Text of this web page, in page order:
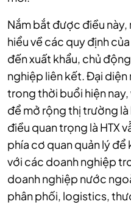
Nắm bắt được điều này,
hiểu về các quy định
đến xuất khẩu, chủ
nghiệp liên kết. Đại diện
trong thời buổi hiện
để mở rộng thị trường
điều quan trọng là HTX
phía cơ quan quản lý để
với các doanh nghiệp
doanh nghiệp nước
phân phối, logistics,